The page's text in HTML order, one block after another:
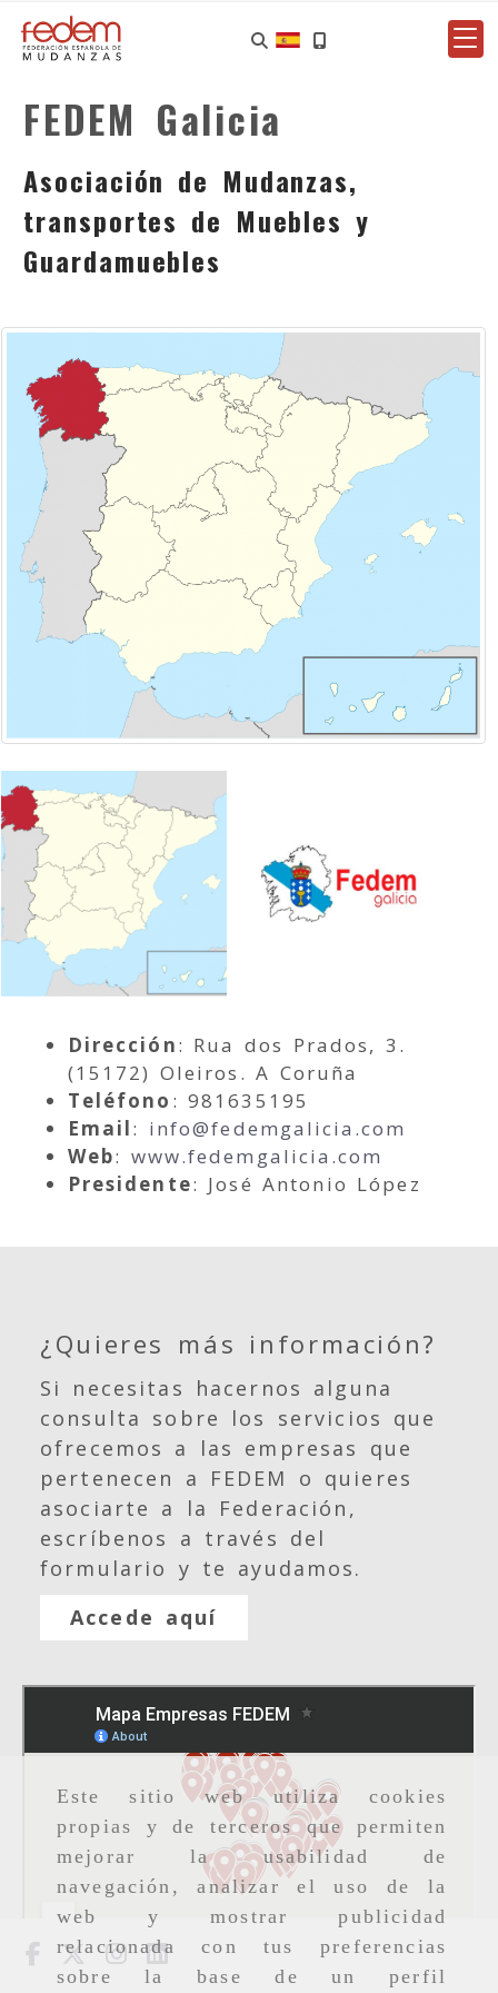
Este sitio web utiliza cookies
propias y de terceros que permiten
mejorar la usabilidad de
navegación, analizar el uso de la
web y mostrar publicidad
relacionada con tus preferencias
sobre la base de un perfil
FEDEM Galicia
Asociación de Mudanzas,
transportes de Muebles y
Guardamuebles
Dirección: Rua dos Prados, 3.
(15172) Oleiros. A Coruña
Teléfono : 981635195
Email: info
fedemgalicia.com
Web:www.fedemgalicia.com
Presidente: José Antonio López
¿Quieres más información?
Si necesitas hacernos alguna
consulta sobre los servicios que
ofrecemos a las empresas que
pertenecen a FEDEM o quieres
asociarte a la Federación,
escríbenos a través del
formulario y te ayudamos.
Accede aquí